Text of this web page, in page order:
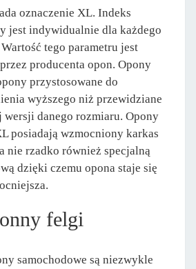
oznaczenie XL. Indeks
jest indywidualnie dla każdego
tego parametru jest
producenta opon. Opony
przystosowane do
wyższego niż przewidziane
wersji danego rozmiaru. Opony
posiadają wzmocniony karkas
nie rzadko również specjalną
dzięki czemu opona staje się
felgi
samochodowe są niezwykle